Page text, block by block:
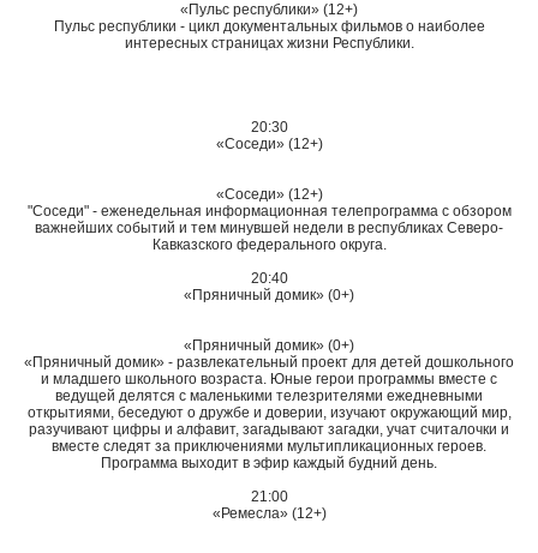
«Пульс республики» (12+)
Пульс республики - цикл документальных фильмов о наиболее
интересных страницах жизни Республики.
20:30
«Соседи» (12+)
«Соседи» (12+)
"Соседи" - еженедельная информационная телепрограмма с обзором
важнейших событий и тем минувшей недели в республиках Северо-
Кавказского федерального округа.
20:40
«Пряничный домик» (0+)
«Пряничный домик» (0+)
«Пряничный домик» - развлекательный проект для детей дошкольного
и младшего школьного возраста. Юные герои программы вместе с
ведущей делятся с маленькими телезрителями ежедневными
открытиями, беседуют о дружбе и доверии, изучают окружающий мир,
разучивают цифры и алфавит, загадывают загадки, учат считалочки и
вместе следят за приключениями мультипликационных героев.
Программа выходит в эфир каждый будний день.
21:00
«Ремесла» (12+)